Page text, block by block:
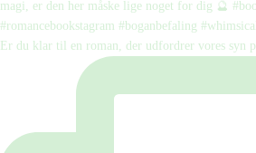
Er du klar til en roman, der udfordrer vores syn p